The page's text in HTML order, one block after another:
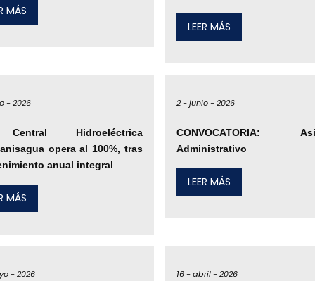
MÁS
LEER MÁS
- 2026
Hidroeléctrica
opera al 100%, tras
anual integral
MÁS
2 - junio - 2026
CONVOCATORIA:
Administrativo
LEER MÁS
- 2026 16 - abril - 2026